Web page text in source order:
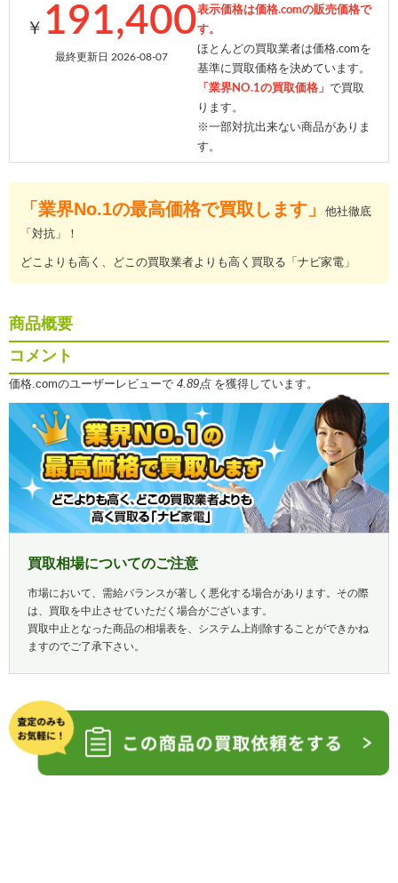
￥ 191,400
最終更新日 2026-08-07
表示価格は価格.comの販売価格で
す。
ほとんどの買取業者は価格.comを
基準に買取価格を決めています。
「業界NO.1の買取価格」 で買取
ります。
※一部対抗出来ない商品がありま
す。
「業界No.1の最高価格で買取します」
他社徹底
「対抗」！
どこよりも高く、どこの買取業者よりも高く買取る「ナビ家電」
商品概要
コメント
価格.comのユーザーレビューで 4.89点を獲得しています。
買取相場についてのご注意
市場において、需給バランスが著しく悪化する場合があります。その際
は、買取を中止させていただく場合がございます。
買取中止となった商品の相場表を、システム上削除することができかね
ますのでご了承下さい。